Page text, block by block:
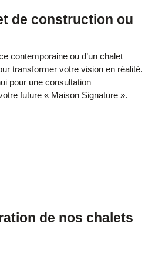
de construction ou
contemporaine ou d’un chalet
transformer votre vision en réalité.
pour une consultation
future « Maison Signature ».
de nos chalets